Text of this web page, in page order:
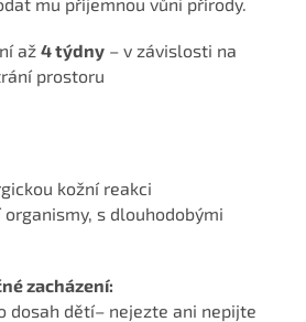
až 4 týdny – v závislosti na
prostoru
kožní reakci
s dlouhodobými
zacházení:
dosah dětí– nejezte ani nepijte